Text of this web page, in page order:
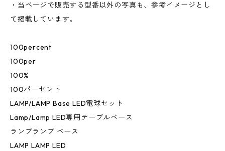
・当ページで販売する型番以外の写真も、参考イメージとし
て掲載しています。
100percent
100per
100%
100パーセント
LAMP/LAMP Base LED電球セット
Lamp/Lamp LED専用テーブルベース
ランプランプ ベース
LAMP LAMP LED